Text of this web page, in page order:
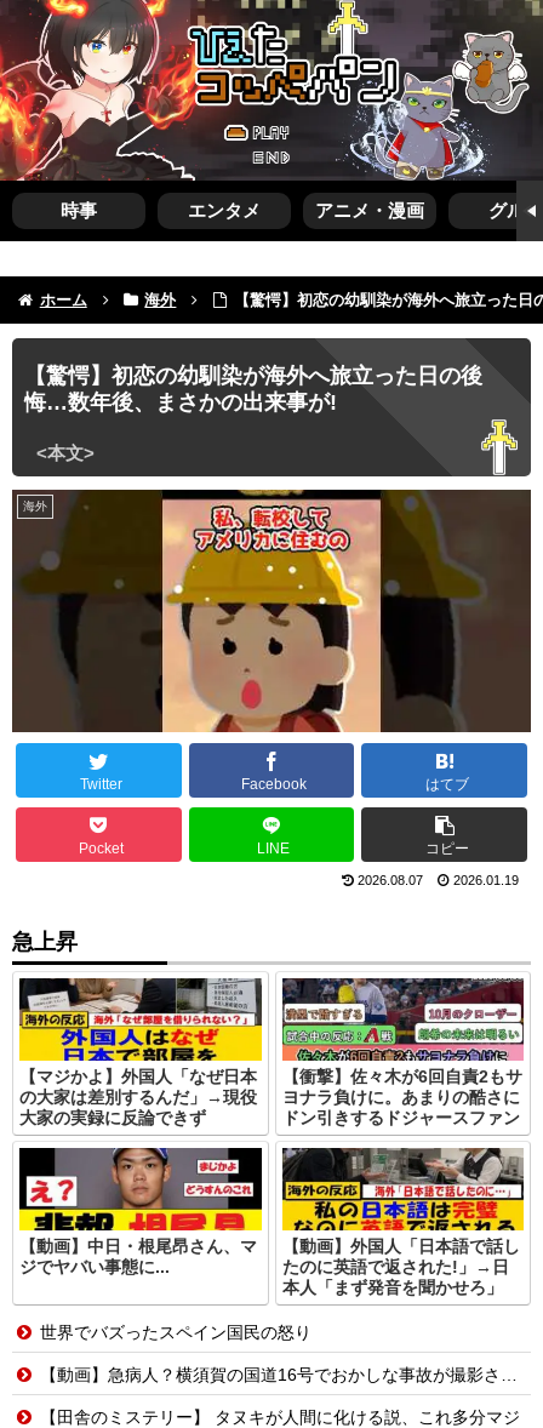
時事 エンタメ アニメ・漫画 グルメ
ホーム 海外 【驚愕】初恋の幼馴染が海外へ旅立った
【驚愕】初恋の幼馴染が海外へ旅立った日の後
悔…数年後、まさかの出来事が!
海外
Twitter Facebook はてブ
Pocket LINE コピー
2026.08.07 2026.01.19
急上昇
【マジかよ】外国人「なぜ日本
の大家は差別するんだ」→現役
大家の実録に反論できず
【衝撃】佐々木が6回自責2もサ
ヨナラ負けに。あまりの酷さに
ドン引きするドジャースファン
【動画】中日・根尾昂さん、マ
ジでヤバい事態に...
【動画】外国人「日本語で話し
たのに英語で返された!」→日
本人「まず発音を聞かせろ」
世界でバズったスペイン国民の怒り
【動画】急病人？横須賀の国道16号でおかしな事故が撮影される。
【田舎のミステリー】 タヌキが人間に化ける説、これ多分マジ